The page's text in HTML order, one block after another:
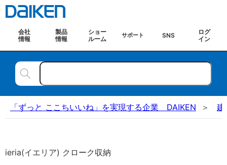
会社
情報
製品
情報
ショー
ルーム
サポート SNS
ログ
イン
「ずっと ここちいいね」を実現する企業 DAIKEN 建
ieria(イエリア) クローク収納